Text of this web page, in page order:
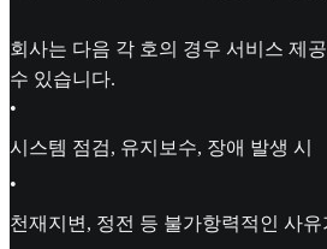
회사는 다음 각 호의 경우 서비스 제
수 있습니다.
•
시스템 점검, 유지보수, 장애 발생 시
•
천재지변, 정전 등 불가항력적인 사